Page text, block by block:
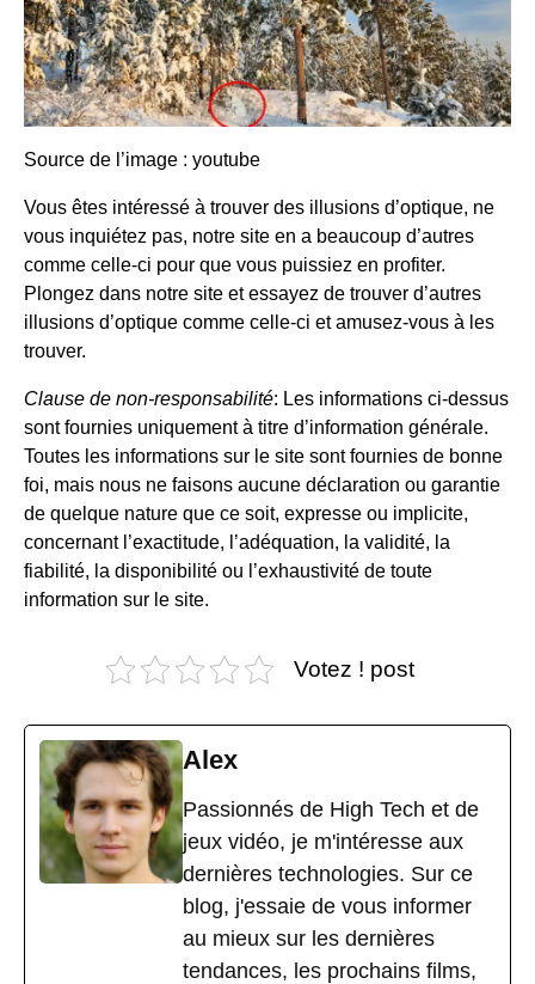
Source de l’image : youtube
Vous êtes intéressé à trouver des illusions d’optique, ne
vous inquiétez pas, notre site en a beaucoup d’autres
comme celle-ci pour que vous puissiez en profiter.
Plongez dans notre site et essayez de trouver d’autres
illusions d’optique comme celle-ci et amusez-vous à les
trouver.
Clause de non-responsabilité: Les informations ci-dessus
sont fournies uniquement à titre d’information générale.
Toutes les informations sur le site sont fournies de bonne
foi, mais nous ne faisons aucune déclaration ou garantie
de quelque nature que ce soit, expresse ou implicite,
concernant l’exactitude, l’adéquation, la validité, la
fiabilité, la disponibilité ou l’exhaustivité de toute
information sur le site.
Votez ! post
Alex
Passionnés de High Tech et de
jeux vidéo, je m'intéresse aux
dernières technologies. Sur ce
blog, j'essaie de vous informer
au mieux sur les dernières
tendances, les prochains films,